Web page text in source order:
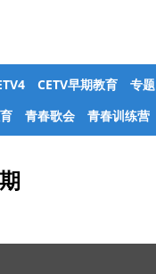
CETV早期教育 专题
青春歌会 青春训练营